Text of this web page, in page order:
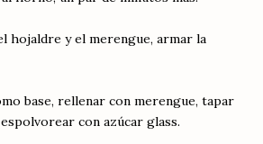
hojaldre y el merengue, armar la
base, rellenar con merengue, tapar
con azúcar glass.